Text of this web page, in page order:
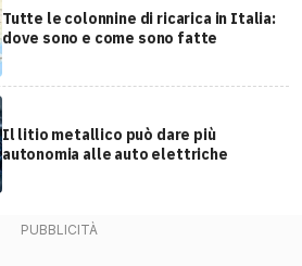
Tutte le colonnine di ricarica in Italia:
dove sono e come sono fatte
Il litio metallico può dare più
autonomia alle auto elettriche